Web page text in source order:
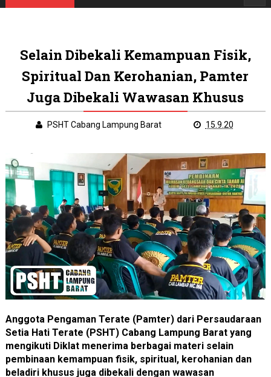
Selain Dibekali Kemampuan Fisik,
Spiritual Dan Kerohanian, Pamter
Juga Dibekali Wawasan Khusus
PSHT Cabang Lampung Barat 15.9.20
Anggota Pengaman Terate (Pamter) dari Persaudaraan
Setia Hati Terate (PSHT) Cabang Lampung Barat yang
mengikuti Diklat menerima berbagai materi selain
pembinaan kemampuan fisik, spiritual, kerohanian dan
beladiri khusus juga dibekali dengan wawasan